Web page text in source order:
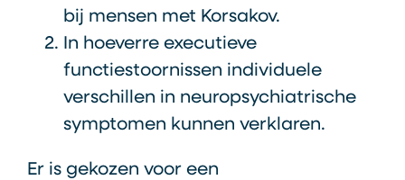
bij mensen met Korsakov.
In hoeverre executieve
functiestoornissen individuele
verschillen in neuropsychiatrische
symptomen kunnen verklaren.
Er is gekozen voor een